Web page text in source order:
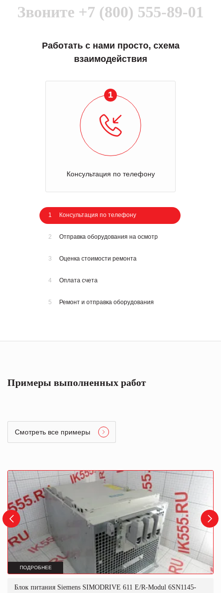
Звоните +7 (800) 555-89-01
Работать с нами просто, схема
взаимодействия
1
Консультация по телефону
1 Консультация по телефону
2 Отправка оборудования на осмотр
3 Оценка стоимости ремонта
4 Оплата счета
5 Ремонт и отправка оборудования
Примеры выполненных работ
Смотреть все примеры
ПОДРОБНЕЕ
Блок питания Siemens SIMODRIVE 611 E/R-Modul 6SN1145-